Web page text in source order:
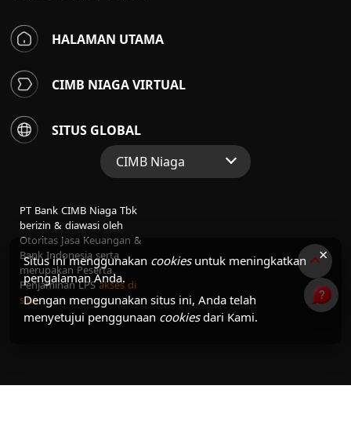
×
Situs ini menggunakan cookiesuntuk meningkatkan
pengalaman Anda.
Dengan menggunakan situs ini, Anda telah
menyetujui penggunaan cookiesdari Kami.
HALAMAN UTAMA
CIMB NIAGA VIRTUAL
SITUS GLOBAL
CIMB Niaga
Perbankan Konsumen
Perbankan Syariah
PT Bank CIMB Niaga Tbk
berizin & diawasi oleh
Otoritas Jasa Keuangan &
Bank Indonesia serta
merupakan Peserta
Penjaminan LPSakses di
sini